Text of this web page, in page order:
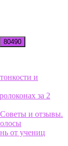
и
за 2
и отзывы.
от учениц